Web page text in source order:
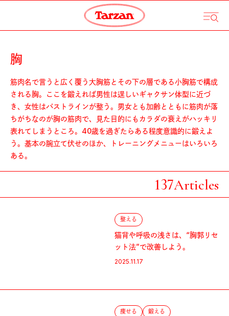
胸
筋肉名で言うと広く覆う大胸筋とその下の層である小胸筋で構成
される胸。ここを鍛えれば男性は逞しいギャクサン体型に近づ
き、女性はバストラインが整う。男女とも加齢とともに筋肉が落
ちがちなのが胸の筋肉で、見た目的にもカラダの衰えがハッキリ
表れてしまうところ。40歳を過ぎたらある程度意識的に鍛えよ
う。基本の腕立て伏せのほか、トレーニングメニューはいろいろ
ある。
137Articles
整える
猫背や呼吸の浅さは、“胸郭リセ
ット法”で改善しよう。
2025.11.17
痩せる 鍛える